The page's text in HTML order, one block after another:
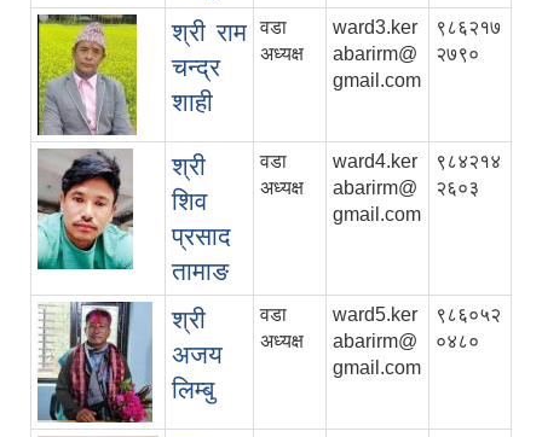
श्री राम
चन्द्र
शाही
वडा
अध्यक्ष
ward3.ker
abarirm@
gmail.com
९८६२१७
२७९०
श्री
शिव
प्रसाद
तामाङ
वडा
अध्यक्ष
ward4.ker
abarirm@
gmail.com
९८४२१४
२६०३
श्री
अजय
लिम्बु
वडा
अध्यक्ष
ward5.ker
abarirm@
gmail.com
९८६०५२
०४८०